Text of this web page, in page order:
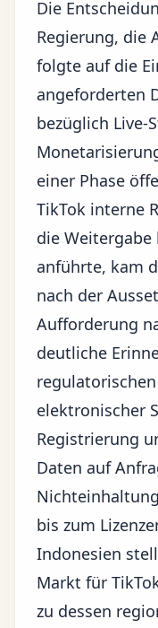
Die
Regierung, die
folgte auf die
angeforderten
bezüglich Live-
einer Phase
TikTok interne
die
anführte, kam
nach der
Aufforderung
deutliche
elektronischer
Registrierung
Daten auf
bis zum
Indonesien
Markt für
zu dessen